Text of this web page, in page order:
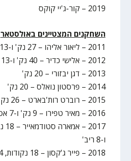
2019 – קור-ג'יי קוקס
השחקנים המצטיינים באולסטאר
2011 – ליאור אליהו – 27 נק' ו-13 אס'
2012 – אלישי כדיר – 40 נק' ו-13 ריב'
2013 – דגן יבזורי – 20 נק'
2014 – פרסטון נואלס – 20 נק'
2015 – רוברט רות'בארט – 26 נק'
2016 – מאיר טפירו – 9 נק' ו-7 אס'
ו-8 ריב'